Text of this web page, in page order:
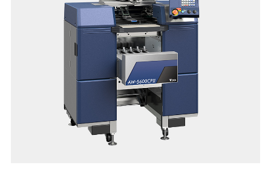
manualmente. L'ingombro ridotto e la configurazione
personalizzabile del nastro di scarico permettono di
sfruttare al meglio gli spazi, incrementando la produttività
della macchina.